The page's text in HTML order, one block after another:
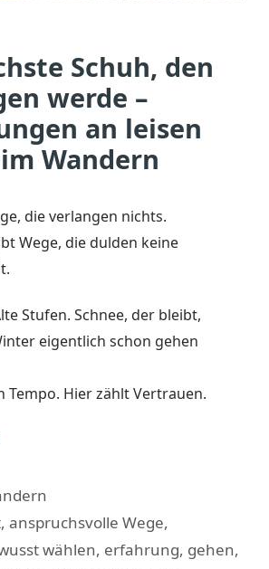
Schuh, den
werde –
an leisen
Wandern
die verlangen nichts.
Wege, die dulden keine
Stufen. Schnee, der bleibt,
eigentlich schon gehen
Tempo. Hier zählt Vertrauen.
,anspruchsvolle Wege,
wählen, erfahrung, gehen,